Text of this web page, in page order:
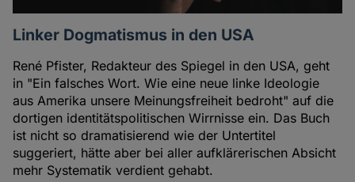
Linker Dogmatismus in den USA
René Pfister, Redakteur des Spiegel in den USA, geht
in "Ein falsches Wort. Wie eine neue linke Ideologie
aus Amerika unsere Meinungsfreiheit bedroht" auf die
dortigen identitätspolitischen Wirrnisse ein. Das Buch
ist nicht so dramatisierend wie der Untertitel
suggeriert, hätte aber bei aller aufklärerischen Absicht
mehr Systematik verdient gehabt.